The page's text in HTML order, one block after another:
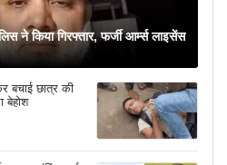
ने किया गिरफ्तार, फर्जी आर्म्स लाइसेंस
बचाई छात्र की
बेहोश